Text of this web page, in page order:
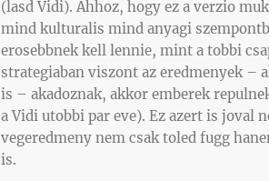
(lasd Vidi). Ahhoz, hogy ez a verzio
mind kulturalis mind anyagi
erosebbnek kell lennie, mint a tobbi
strategiaban viszont az eredmenyek –
is – akadoznak, akkor emberek
a Vidi utobbi par eve). Ez azert is joval
vegeredmeny nem csak toled fugg
is.